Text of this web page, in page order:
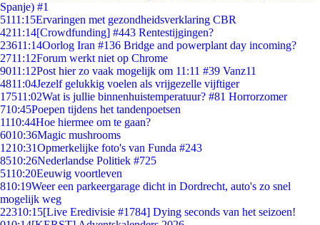
Spanje) #1
5111:15Ervaringen met gezondheidsverklaring CBR
4211:14[Crowdfunding] #443 Rentestijgingen?
23611:14Oorlog Iran #136 Bridge and powerplant day incoming?
2711:12Forum werkt niet op Chrome
9011:12Post hier zo vaak mogelijk om 11:11 #39 Vanz11
4811:04Jezelf gelukkig voelen als vrijgezelle vijftiger
17511:02Wat is jullie binnenhuistemperatuur? #81 Horrorzomer
710:45Poepen tijdens het tandenpoetsen
1110:44Hoe hiermee om te gaan?
6010:36Magic mushrooms
1210:31Opmerkelijke foto's van Funda #243
8510:26Nederlandse Politiek #725
5110:20Eeuwig voortleven
810:19Weer een parkeergarage dicht in Dordrecht, auto's zo snel
mogelijk weg
22310:15[Live Eredivisie #1784] Dying seconds van het seizoen!